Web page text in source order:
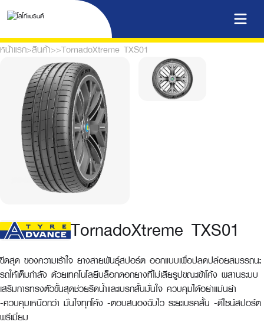
หน้าแรก>สินค้า>>TornadoXtreme TXS01
TornadoXtreme TXS01
ขีดสุด ของความเร้าใจ ยางสายพันธุ์สปอร์ต ออกแบบเพื่อปลดปล่อยสมรรถนะ
รถให้เต็มกำลัง ด้วยเทคโนโลยีบล็อกดอกยางที่ไม่เสียรูปขณะเข้าโค้ง ผสานระบบ
เสริมการทรงตัวขั้นสุดช่วยรีดน้ำและเบรกสั้นมั่นใจ ควบคุมได้อย่าแม่นยำ
-ควบคุมเหนือกว่า มั่นใจทุกโค้ง -ตอบสนองฉับไว ระยะเบรคสั้น -ดีไซน์สปอร์ต
พรีเมี่ยม